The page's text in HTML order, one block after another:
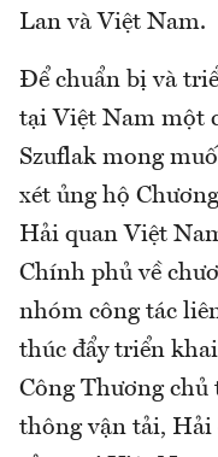
Lan và Việt Nam.
Để chuẩn bị và
tại Việt Nam một
Szuflak mong
xét ủng hộ
Hải quan Việt
Chính phủ về
nhóm công tác
thúc đẩy triển
Công Thương
thông vận tải, Hải